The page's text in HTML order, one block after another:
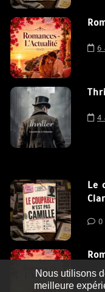
6
4
Le
0
0
Nous utilisons
meilleure